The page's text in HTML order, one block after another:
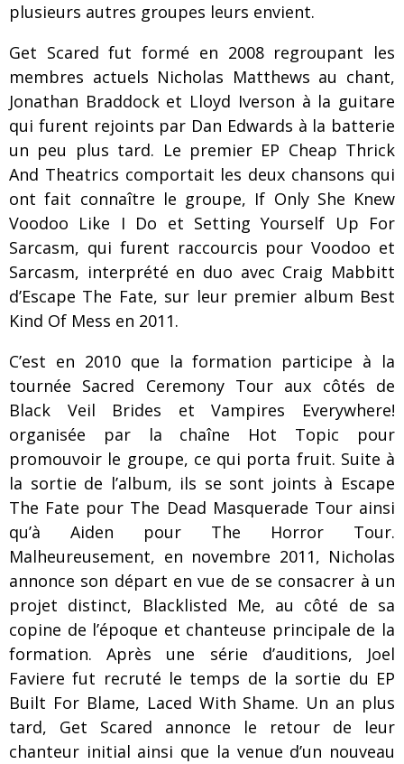
plusieurs autres groupes leurs envient.
Get Scared fut formé en 2008 regroupant les
membres actuels Nicholas Matthews au chant,
Jonathan Braddock et Lloyd Iverson à la guitare
qui furent rejoints par Dan Edwards à la batterie
un peu plus tard. Le premier EP Cheap Thrick
And Theatrics comportait les deux chansons qui
ont fait connaître le groupe, If Only She Knew
Voodoo Like I Do et Setting Yourself Up For
Sarcasm, qui furent raccourcis pour Voodoo et
Sarcasm, interprété en duo avec Craig Mabbitt
d’Escape The Fate, sur leur premier album Best
Kind Of Mess en 2011.
C’est en 2010 que la formation participe à la
tournée Sacred Ceremony Tour aux côtés de
Black Veil Brides et Vampires Everywhere!
organisée par la chaîne Hot Topic pour
promouvoir le groupe, ce qui porta fruit. Suite à
la sortie de l’album, ils se sont joints à Escape
The Fate pour The Dead Masquerade Tour ainsi
qu’à Aiden pour The Horror Tour.
Malheureusement, en novembre 2011, Nicholas
annonce son départ en vue de se consacrer à un
projet distinct, Blacklisted Me, au côté de sa
copine de l’époque et chanteuse principale de la
formation. Après une série d’auditions, Joel
Faviere fut recruté le temps de la sortie du EP
Built For Blame, Laced With Shame. Un an plus
tard, Get Scared annonce le retour de leur
chanteur initial ainsi que la venue d’un nouveau